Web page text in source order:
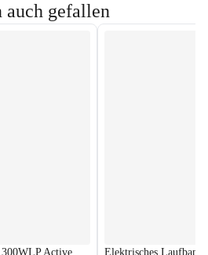
auch gefallen
Active
Elektrisches